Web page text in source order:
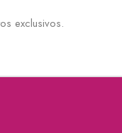
exclusivos.